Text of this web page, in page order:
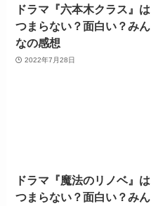
ドラマ『六本木クラス』は
つまらない？面白い？みん
なの感想
2022年7月28日
ドラマ『魔法のリノベ』は
つまらない？面白い？みん